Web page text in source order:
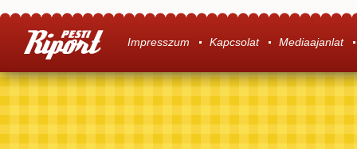
Impresszum Kapcsolat Mediaajanlat